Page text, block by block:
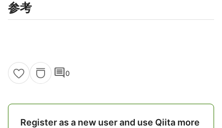
参考
comment0
Register as a new user and use Qiita more